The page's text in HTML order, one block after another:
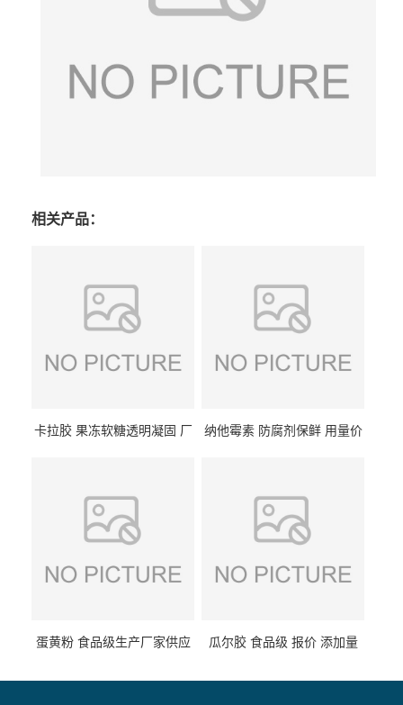
相关产品：
卡拉胶 果冻软糖透明凝固 厂
纳他霉素 防腐剂保鲜 用量价
蛋黄粉 食品级生产厂家供应 瓜尔胶 食品级 报价 添加量